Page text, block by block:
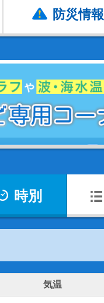
防災情報
時別
気温